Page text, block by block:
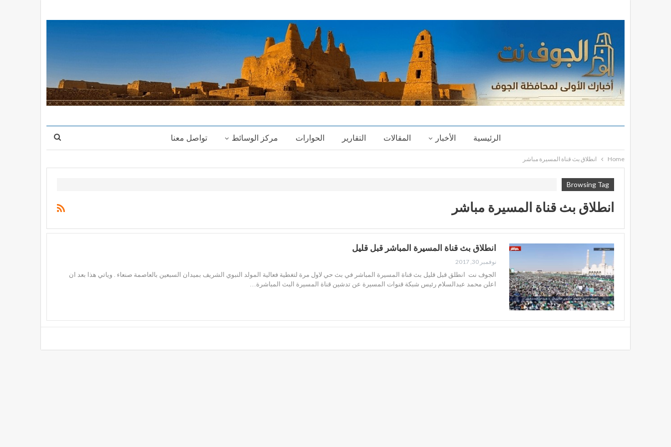
الرئيسية الأخبار المقالات التقارير الحوارات مركز الوسائط تواصل معنا
Home انطلاق بث قناة المسيرة مباشر
Browsing Tag
انطلاق بث قناة المسيرة مباشر
انطلاق بث قناة المسيرة المباشر قبل قليل
نوفمبر 30, 2017
الجوف نت انطلق قبل قليل بث قناة المسيرة المباشر في بث حي لاول مرة لتغطية فعالية المولد النبوي الشريف بميدان السبعين بالعاصمة صنعاء . وياتي هذا بعد ان
اعلن محمد عبدالسلام رئيس شبكة قنوات المسيرة عن تدشين قناة المسيرة البث المباشرة…